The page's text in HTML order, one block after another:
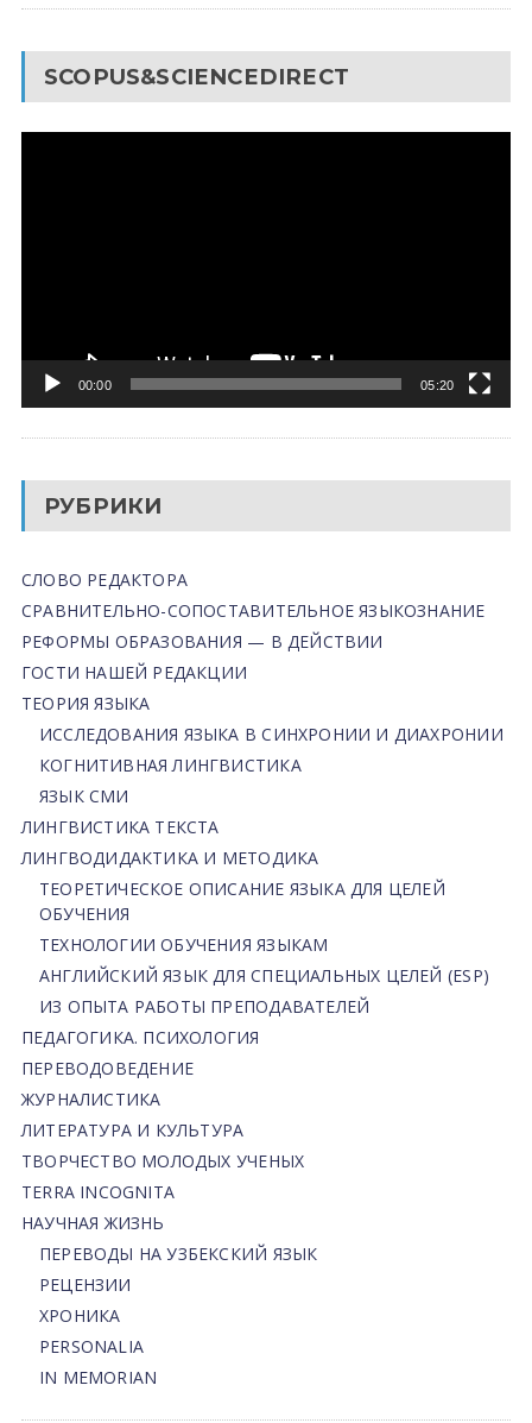
SCOPUS&SCIENCEDIRECT
00:00 05:20
РУБРИКИ
СЛОВО РЕДАКТОРА
СРАВНИТЕЛЬНО-СОПОСТАВИТЕЛЬНОЕ ЯЗЫКОЗНАНИЕ
РЕФОРМЫ ОБРАЗОВАНИЯ — В ДЕЙСТВИИ
ГОСТИ НАШЕЙ РЕДАКЦИИ
ТЕОРИЯ ЯЗЫКА
ИССЛЕДОВАНИЯ ЯЗЫКА В СИНХРОНИИ И ДИАХРОНИИ
КОГНИТИВНАЯ ЛИНГВИСТИКА
ЯЗЫК СМИ
ЛИНГВИСТИКА ТЕКСТА
ЛИНГВОДИДАКТИКА И МЕТОДИКА
ТЕОРЕТИЧЕСКОЕ ОПИСАНИЕ ЯЗЫКА ДЛЯ ЦЕЛЕЙ
ОБУЧЕНИЯ
ТЕХНОЛОГИИ ОБУЧЕНИЯ ЯЗЫКАМ
АНГЛИЙСКИЙ ЯЗЫК ДЛЯ СПЕЦИАЛЬНЫХ ЦЕЛЕЙ (ESP)
ИЗ ОПЫТА РАБОТЫ ПРЕПОДАВАТЕЛЕЙ
ПЕДАГОГИКА. ПСИХОЛОГИЯ
ПЕРЕВОДОВЕДЕНИЕ
ЖУРНАЛИСТИКА
ЛИТЕРАТУРА И КУЛЬТУРА
ТВОРЧЕСТВО МОЛОДЫХ УЧЕНЫХ
TERRA INCOGNITA
НАУЧНАЯ ЖИЗНЬ
ПЕРЕВОДЫ НА УЗБЕКСКИЙ ЯЗЫК
РЕЦЕНЗИИ
ХРОНИКА
PERSONALIA
IN MEMORIAN